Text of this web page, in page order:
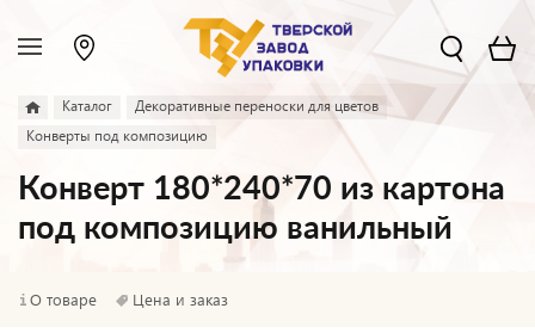
Каталог
Декоративные переноски для цветов
Конверты под композицию
Конверт 180*240*70 из картона
под композицию ванильный
О товаре Цена и заказ